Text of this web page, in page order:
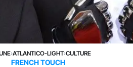
›ATLANTICO-LIGHT›CULTURE
FRENCH TOUCH